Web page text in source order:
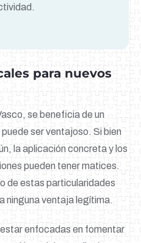
para nuevos
se beneficia de un
ser ventajoso. Si bien
la aplicación concreta y los
pueden tener matices.
de estas particularidades
ninguna ventaja legítima.
enfocadas en fomentar